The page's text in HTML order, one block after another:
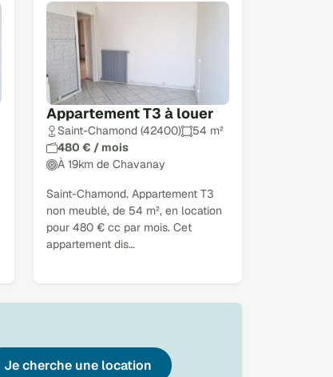
Appartement T3 à louer
Saint-Chamond (42400)
54 m²
480 € / mois
À 19km de Chavanay
Saint-Chamond. Appartement T3
non meublé, de 54 m², en location
pour 480 € cc par mois. Cet
appartement dis…
Je cherche une location